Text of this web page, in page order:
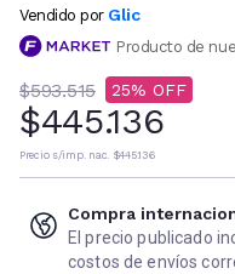
Vendido por Glic
Producto de
$593.515 25
$445.136
Precio s/imp. nac. $445.136
Compra
El precio publicado
costos de envíos